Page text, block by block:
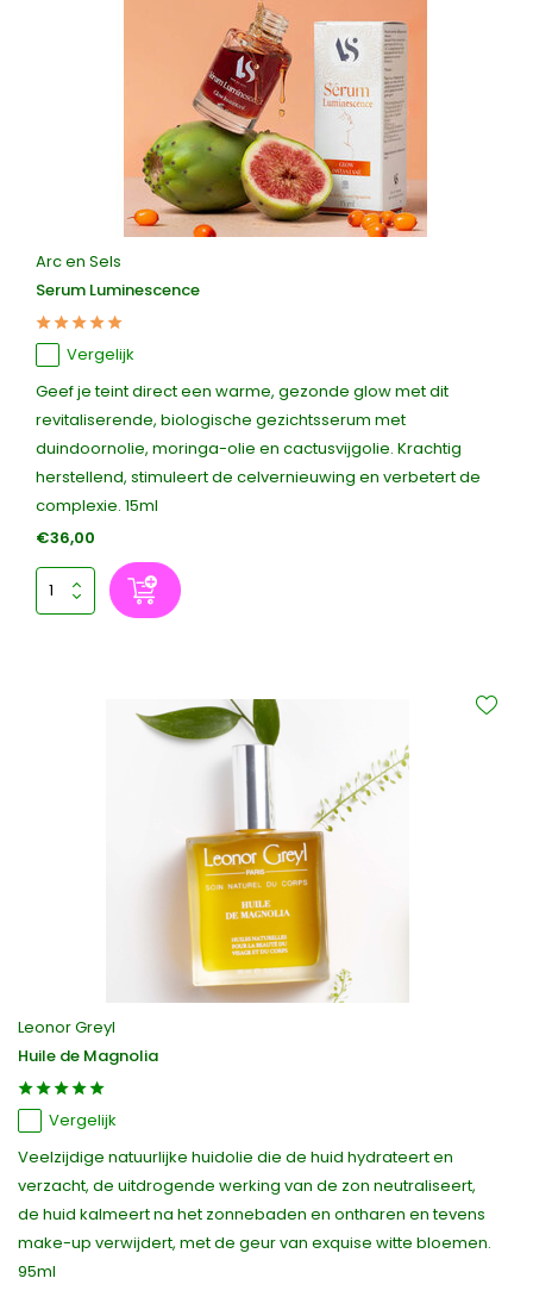
Arc en Sels
Serum Luminescence
Vergelijk
Geef je teint direct een warme, gezonde glow met dit
revitaliserende, biologische gezichtsserum met
duindoornolie, moringa-olie en cactusvijgolie. Krachtig
herstellend, stimuleert de celvernieuwing en verbetert de
complexie. 15ml
€36,00
Leonor Greyl
Huile de Magnolia
Vergelijk
Veelzijdige natuurlijke huidolie die de huid hydrateert en
verzacht, de uitdrogende werking van de zon neutraliseert,
de huid kalmeert na het zonnebaden en ontharen en tevens
make-up verwijdert, met de geur van exquise witte bloemen.
95ml